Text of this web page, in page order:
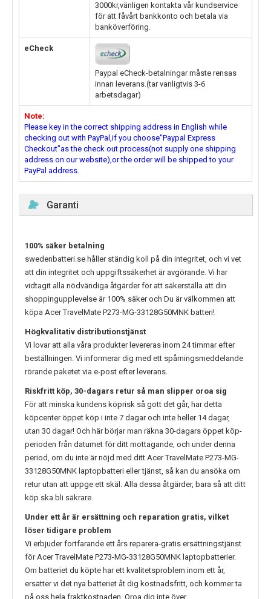
3000kr,vänligen kontakta vår kundservice
för att fåvårt bankkonto och betala via
banköverföring.
eCheck
Paypal eCheck-betalningar måste rensas
innan leverans.(tar vanligtvis 3-6
arbetsdagar)
Note:
Please key in the correct shipping address in English while
checking out with PayPal,if you choose"Paypal Express
Checkout"as the check out process(not supply one shipping
address on our website),or the order will be shipped to your
PayPal address.
Garanti
100% säker betalning
swedenbatteri.se håller ständig koll på din integritet, och vi vet
att din integritet och uppgiftssäkerhet är avgörande. Vi har
vidtagit alla nödvändiga åtgärder för att säkerställa att din
shoppingupplevelse är 100% säker och Du är välkommen att
köpa Acer TravelMate P273-MG-33128G50MNK batteri!
Högkvalitativ distributionstjänst
Vi lovar att alla våra produkter levereras inom 24 timmar efter
beställningen. Vi informerar dig med ett spårningsmeddelande
rörande paketet via e-post efter leverans.
Riskfritt köp, 30-dagars retur så man slipper oroa sig
För att minska kundens köprisk så gott det går, har detta
köpcenter öppet köp i inte 7 dagar och inte heller 14 dagar,
utan 30 dagar! Och här börjar man räkna 30-dagars öppet köp-
perioden från datumet för ditt mottagande, och under denna
period, om du inte är nöjd med ditt Acer TravelMate P273-MG-
33128G50MNK laptopbatteri eller tjänst, så kan du ansöka om
retur utan att uppge ett skäl. Alla dessa åtgärder, bara så att ditt
köp ska bli säkrare.
Under ett år är ersättning och reparation gratis, vilket
löser tidigare problem
Vi erbjuder fortfarande ett års reparera-gratis ersättningstjänst
förAcer TravelMate P273-MG-33128G50MNK laptopbatterier.
Om batteriet du köpte har ett kvalitetsproblem inom ett år,
ersätter vi det nya batteriet åt dig kostnadsfritt, och kommer ta
på oss hela fraktkostnaden. Oroa dig inte över